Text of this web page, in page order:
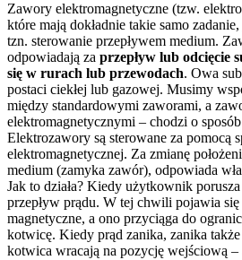
Zawory elektromagnetyczne (tzw.
które mają dokładnie takie samo
tzn. sterowanie przepływem medium.
odpowiadają za przepływ lub odcięcie
się w rurach lub przewodach. Owa
postaci ciekłej lub gazowej. Musimy
między standardowymi zaworami, a
elektromagnetycznymi – chodzi o
Elektrozawory są sterowane za pomocą
elektromagnetycznej. Za zmianę
medium (zamyka zawór), odpowiada
Jak to działa? Kiedy użytkownik
przepływ prądu. W tej chwili pojawia
magnetyczne, a ono przyciąga do
kotwicę. Kiedy prąd zanika, zanika
kotwica wracają na pozycję wejściową